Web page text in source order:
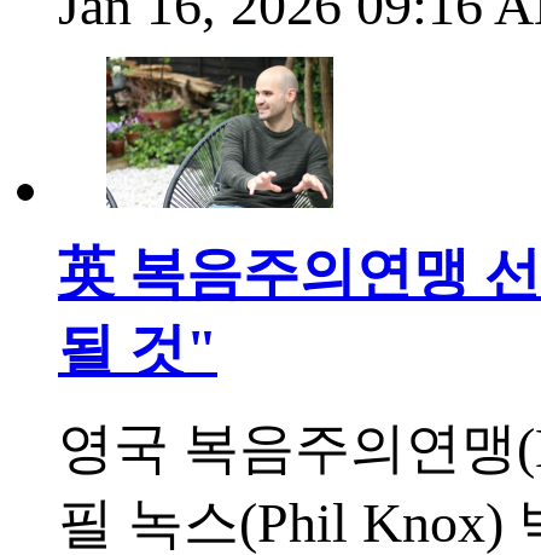
英 복음주의연맹
될 것"
영국 복음주의연맹
필 녹스(Phil Knox)